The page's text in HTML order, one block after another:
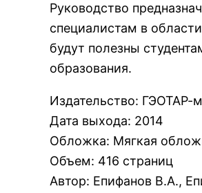
Руководство
специалистам в
будут полезны
образования.
Издательство: ГЭОТАР-
Дата выхода: 2014
Обложка: Мягкая
Объем: 416 страниц
Автор: Епифанов В.А.,